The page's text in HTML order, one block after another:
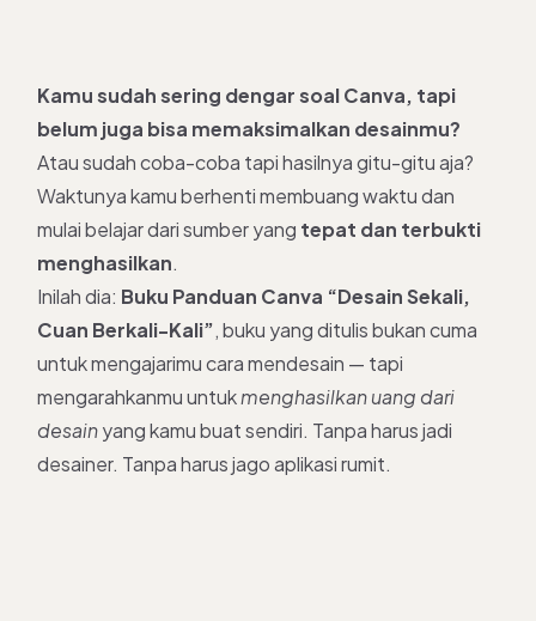
Kamu sudah sering dengar soal Canva, tapi
belum juga bisa memaksimalkan desainmu?
Atau sudah coba-coba tapi hasilnya gitu-gitu aja?
Waktunya kamu berhenti membuang waktu dan
mulai belajar dari sumber yang tepat dan terbukti
menghasilkan.
Inilah dia: Buku Panduan Canva “Desain Sekali,
Cuan Berkali-Kali”, buku yang ditulis bukan cuma
untuk mengajarimu cara mendesain — tapi
mengarahkanmu untukmenghasilkan uang dari
desainyang kamu buat sendiri. Tanpa harus jadi
desainer. Tanpa harus jago aplikasi rumit.